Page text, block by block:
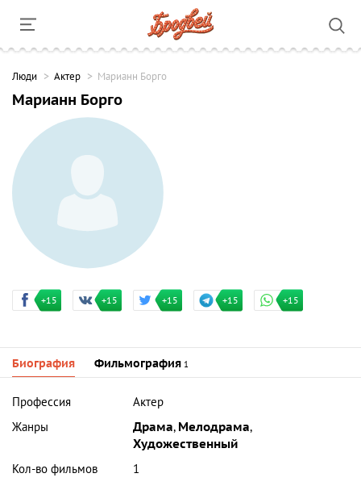
Люди Актер Марианн Борго
Марианн Борго
+15 +15 +15 +15 +15
Биография Фильмография 1
Профессия
Актер
Жанры
Драма, Мелодрама,
Художественный
Кол-во фильмов
1